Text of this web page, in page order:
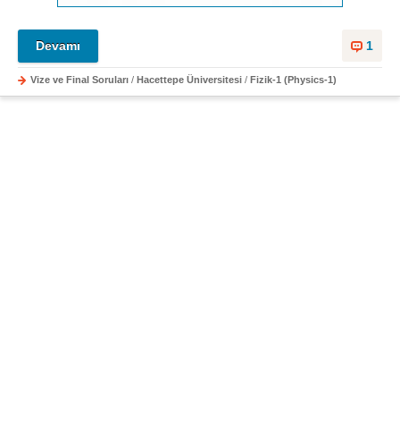
1
Devamı
Vize ve Final Soruları / Hacettepe Üniversitesi / Fizik-1 (Physics-1)